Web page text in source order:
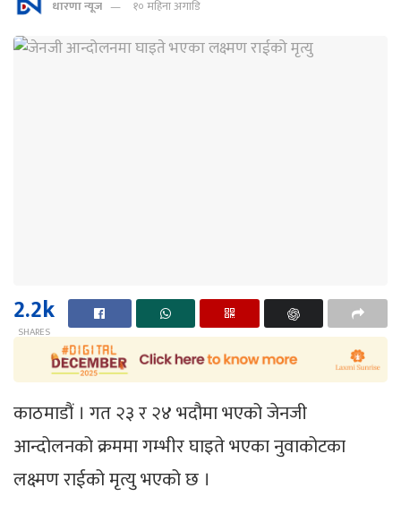
धारणा न्यूज १० महिना अगाडि
2.2k
SHARES
काठमाडौं । गत २३ र २४ भदौमा भएको जेनजी
आन्दोलनको क्रममा गम्भीर घाइते भएका नुवाकोटका
लक्ष्मण राईको मृत्यु भएको छ ।